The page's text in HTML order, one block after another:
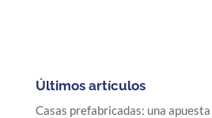
Últimos artículos
Casas prefabricadas: una